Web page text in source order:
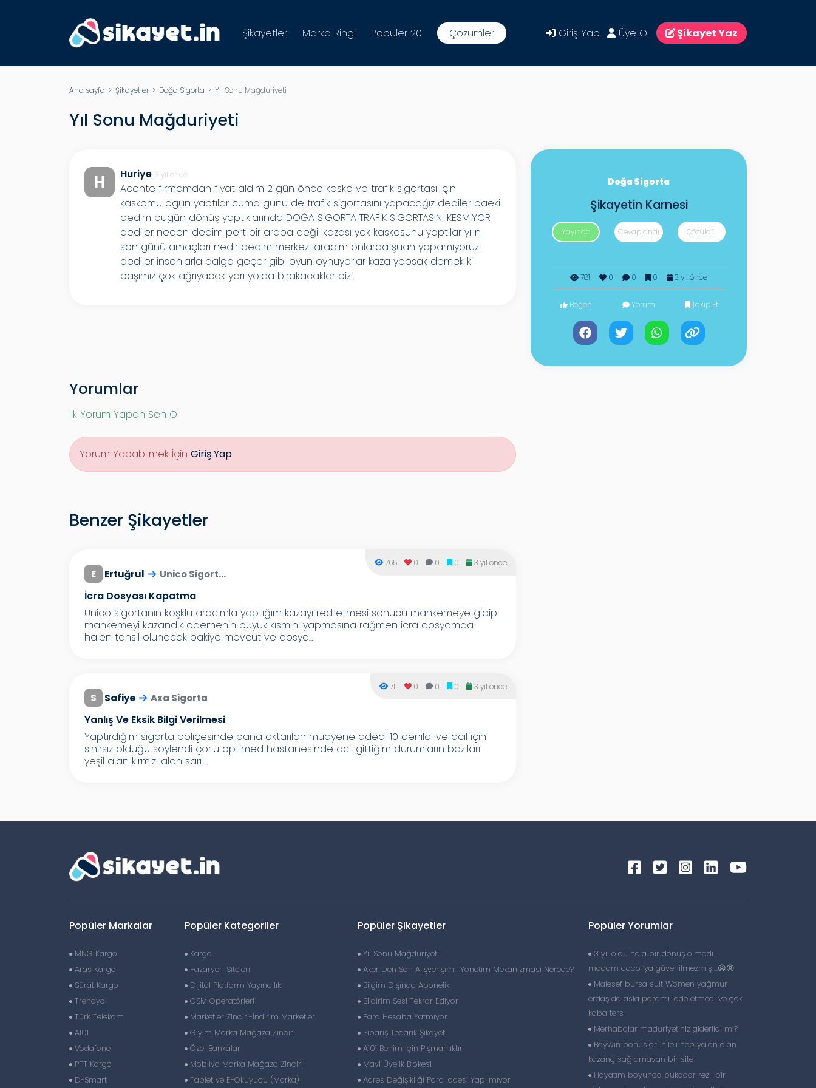
Şikayetler Marka Ringi Popüler 20 Çözümler Giriş Yap Üye Ol Şikayet Yaz
Ana sayfa > Şikayetler> Doğa Sigorta > Yıl Sonu Mağduriyeti
Yıl Sonu Mağduriyeti
H Huriye 3 yıl önce
Acente firmamdan fiyat aldım 2 gün önce kasko ve trafik sigortası için
kaskomu ogün yaptılar cuma günü de trafik sigortasını yapacağız dediler paeki
dedim bugün dönüş yaptıklarında DOĞA SİGORTA TRAFİK SİGORTASINI KESMİYOR
dediler neden dedim pert bir araba değil kazası yok kaskosunu yaptılar yılın
son günü amaçları nedir dedim merkezi aradım onlarda şuan yapamıyoruz
dediler insanlarla dalga geçer gibi oyun oynuyorlar kaza yapsak demek ki
başımız çok ağrıyacak yarı yolda bırakacaklar bizi
Doğa Sigorta
Şikayetin Karnesi
Yayında Cevaplandı Çözüldü
781 0 0 0 3 yıl önce
Beğen Yorum Takip Et
Yorumlar
İlk Yorum Yapan Sen Ol
Yorum Yapabilmek İçin Giriş Yap
Benzer Şikayetler
E Ertuğrul Unico Sigort...
İcra Dosyası Kapatma
765 0 0 0 3 yıl önce
Unico sigortanın köşklü aracımla yaptığım kazayı red etmesi sonucu mahkemeye gidip
mahkemeyi kazandık ödemenin büyük kısmını yapmasına rağmen icra dosyamda
halen tahsil olunacak bakiye mevcut ve dosya...
S Safiye Axa Sigorta
Yanlış Ve Eksik Bilgi Verilmesi
711 0 0 0 3 yıl önce
Yaptırdığım sigorta poliçesinde bana aktarılan muayene adedi 10 denildi ve acil için
sınırsız olduğu söylendi çorlu optimed hastanesinde acil gittiğim durumların bazıları
yeşil alan kırmızı alan sarı...
Popüler Markalar
MNG Kargo
Aras Kargo
Sürat Kargo
Trendyol
Türk Telekom
A101
Vodafone
PTT Kargo
D-Smart
Popüler Kategoriler
Kargo
Pazaryeri Siteleri
Dijital Platform Yayıncılık
GSM Operatörleri
Marketler Zinciri-İndirim Marketler
Giyim Marka Mağaza Zinciri
Özel Bankalar
Mobilya Marka Mağaza Zinciri
Tablet ve E-Okuyucu (Marka)
Popüler Şikayetler
Yıl Sonu Mağduriyeti
Aker Den Son Alışverişim!! Yönetim Mekanizması Nerede?
Bilgim Dışında Abonelik
Bildirim Sesi Tekrar Ediyor
Para Hesaba Yatmıyor
Sipariş Tedarik Şikayeti
A101 Benim İçin Pişmanlıktır
Mavi Üyelik Blokesi
Adres Değişikliği Para Iadesi Yapılmıyor
Popüler Yorumlar
3 yıl oldu hala bir dönüş olmadı…
madam coco ‘ya güvenilmezmiş …😡😡
Malesef bursa suit Women yağmur
erdaş da asla paramı iade etmedi ve çok
kaba ters
Merhabalar maduriyetiniz giderildi mi?
Baywin bonuslari hileli hep yalan olan
kazanç sağlamayan bir site
Hayatım boyunca bukadar rezil bir